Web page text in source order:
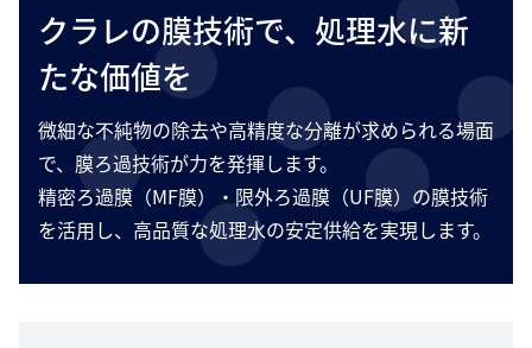
クラレの膜技術で、処理水に新
たな価値を
微細な不純物の除去や高精度な分離が求められる場面
で、膜ろ過技術が力を発揮します。
精密ろ過膜（MF膜）・限外ろ過膜（UF膜）の膜技術
を活用し、高品質な処理水の安定供給を実現します。